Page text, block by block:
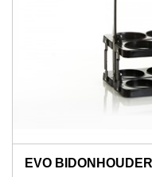
EVO